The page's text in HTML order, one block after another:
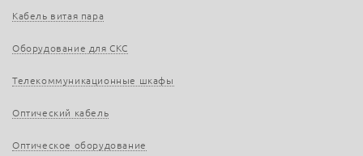
Кабель витая пара
Оборудование для СКС
Телекоммуникационные шкафы
Оптический кабель
Оптическое оборудование